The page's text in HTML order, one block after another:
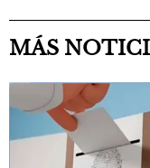
MÁS